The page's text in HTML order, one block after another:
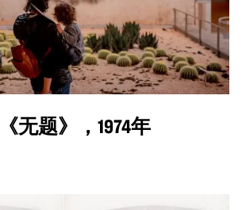
无题》，1974年